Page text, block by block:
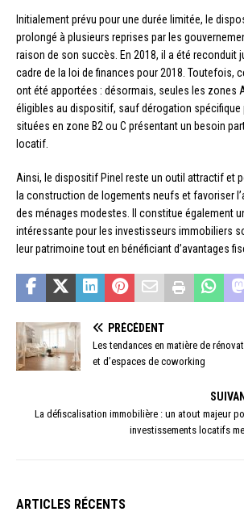
Initialement prévu pour une durée limitée, le
prolongé à plusieurs reprises par les
raison de son succès. En 2018, il a été reconduit
cadre de la loi de finances pour 2018. Toutefois,
ont été apportées : désormais, seules les zones
éligibles au dispositif, sauf dérogation
situées en zone B2 ou C présentant un besoin
locatif.
Ainsi, le dispositif Pinel reste un outil attractif et
la construction de logements neufs et favoriser
des ménages modestes. Il constitue également
intéressante pour les investisseurs immobiliers
leur patrimoine tout en bénéficiant d’avantages
PRÉCÉDENT
Les tendances en matière de
et d’espaces de coworking
La défiscalisation immobilière : un atout majeur
investissements locatifs
ARTICLES RÉCENTS